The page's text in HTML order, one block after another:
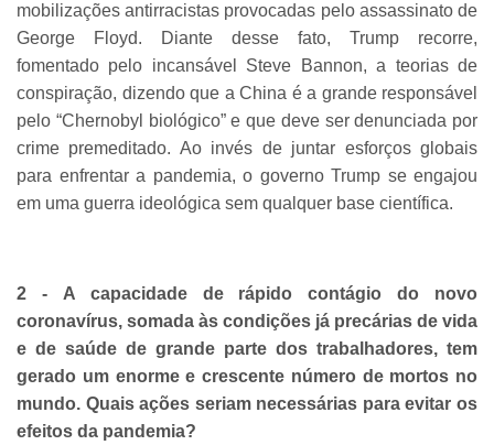
mobilizações antirracistas provocadas pelo assassinato de
George Floyd. Diante desse fato, Trump recorre,
fomentado pelo incansável Steve Bannon, a teorias de
conspiração, dizendo que a China é a grande responsável
pelo “Chernobyl biológico” e que deve ser denunciada por
crime premeditado. Ao invés de juntar esforços globais
para enfrentar a pandemia, o governo Trump se engajou
em uma guerra ideológica sem qualquer base científica.
2 - A capacidade de rápido contágio do novo
coronavírus, somada às condições já precárias de vida
e de saúde de grande parte dos trabalhadores, tem
gerado um enorme e crescente número de mortos no
mundo. Quais ações seriam necessárias para evitar os
efeitos da pandemia?